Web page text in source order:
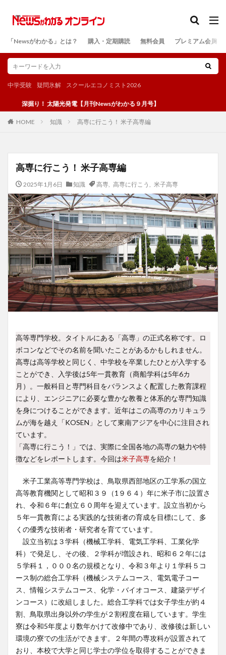
「Newsがわかる」とは？ 購入・定期購読 無料会員 プレミアム会員
中学受験 疑問氷解 スクールエコノミスト2026
り！ 太陽光発電【月刊Newsがわかる９月号】
HOME 知識 高専に行こう！ 米子高専編
高専に行こう！ 米子高専編
2025年1月6日 知識 高専, 高専に行こう 米子高専
高等専門学校。タイトルにある「高専」の正式名称です。ロ
ボコンなどでその名前を聞いたことがあるかもしれません。
高専は高等学校と同じく、中学校を卒業したひとが入学する
ことができ、入学後は5年一貫教育（商船学科は5年6カ
月）。一般科目と専門科目をバランスよく配置した教育課程
により、エンジニアに必要な豊かな教養と体系的な専門知識
を身につけることができます。近年はこの高専のカリキュラ
ムが海を越え「KOSEN」として東南アジアを中心に注目され
ています。
「高専に行こう！」では、実際に全国各地の高専の魅力や特
徴などをレポートします。今回は米子高専を紹介！
米子工業高等専門学校は、鳥取県西部地区の工学系の国立
高等教育機関として昭和３９（1９６４）年に米子市に設置さ
れ、令和６年に創立６０周年を迎えています。設立当初から
５年一貫教育による実践的な技術者の育成を目標にして、多
くの優秀な技術者・研究者を育てています。
設立当初は３学科（機械工学科、電気工学科、工業化学
科）で発足し、その後、２学科が増設され、昭和６２年には
５学科１，０００名の規模となり、令和３年より１学科５コ
ース制の総合工学科（機械システムコース、電気電子コー
ス、情報システムコース、化学・バイオコース、建築デザイ
ンコース）に改組しました。総合工学科では女子学生が約４
割、鳥取県出身以外の学生が２割程度在籍しています。学生
寮は令和5年度より数年かけて改修中であり、改修後は新しい
環境の寮での生活ができます。２年間の専攻科が設置されて
おり、本校で大学と同じ学士の学位を取得することができま
検索